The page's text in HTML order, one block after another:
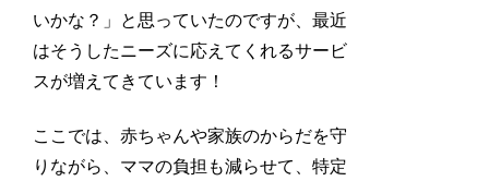
いかな？」と思っていたのですが、最近
はそうしたニーズに応えてくれるサービ
スが増えてきています！
ここでは、赤ちゃんや家族のからだを守
りながら、ママの負担も減らせて、特定